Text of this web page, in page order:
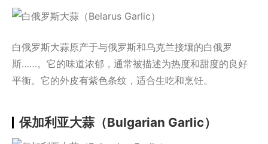
白俄罗斯大蒜原产于与俄罗斯和乌克兰接壤的白俄罗
斯……。它的味道浓郁，通常被描述为热度和甜度的良好
平衡。它的外皮有紫色条纹，适合生吃和烹饪。
保加利亚大蒜（Bulgarian Garlic）